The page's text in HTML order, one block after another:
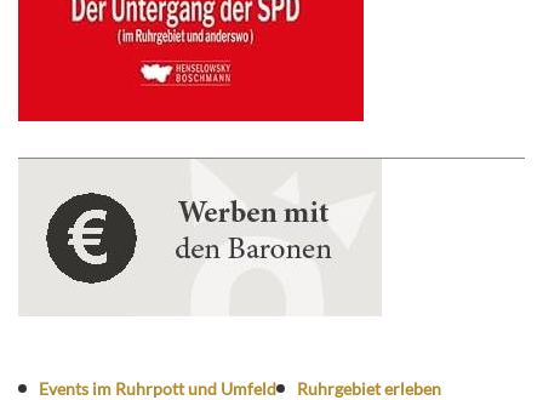
Events im Ruhrpott und Umfeld Ruhrgebiet erleben